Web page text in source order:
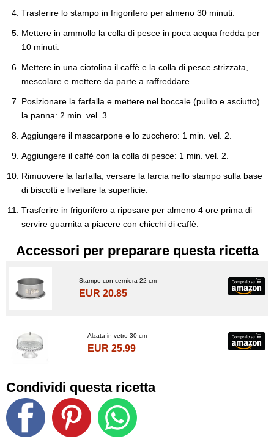
Trasferire lo stampo in frigorifero per almeno 30 minuti.
Mettere in ammollo la colla di pesce in poca acqua fredda per
10 minuti.
Mettere in una ciotolina il caffè e la colla di pesce strizzata,
mescolare e mettere da parte a raffreddare.
Posizionare la farfalla e mettere nel boccale (pulito e asciutto)
la panna: 2 min. vel. 3.
Aggiungere il mascarpone e lo zucchero: 1 min. vel. 2.
Aggiungere il caffè con la colla di pesce: 1 min. vel. 2.
Rimuovere la farfalla, versare la farcia nello stampo sulla base
di biscotti e livellare la superficie.
Trasferire in frigorifero a riposare per almeno 4 ore prima di
servire guarnita a piacere con chicchi di caffè.
Accessori per preparare questa ricetta
Stampo con cerniera 22 cm
EUR 20.85
Alzata in vetro 30 cm
EUR 25.99
Condividi questa ricetta